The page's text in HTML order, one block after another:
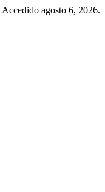
agosto 6, 2026.